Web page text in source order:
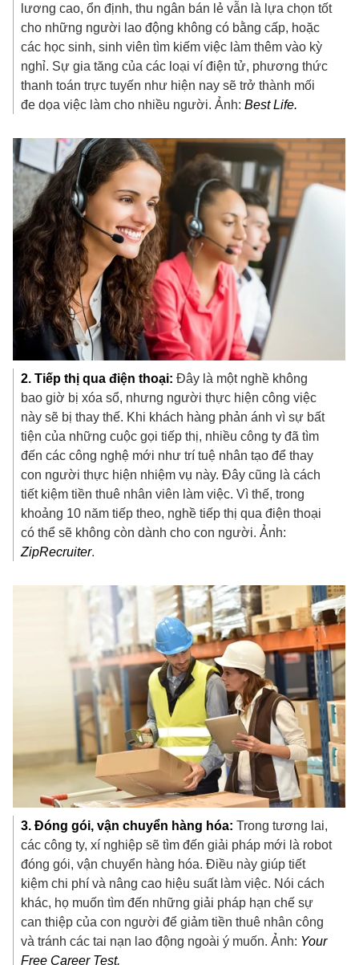
lương cao, ổn định, thu ngân bán lẻ vẫn là lựa chọn tốt
cho những người lao động không có bằng cấp, hoặc
các học sinh, sinh viên tìm kiếm việc làm thêm vào kỳ
nghỉ. Sự gia tăng của các loại ví điện tử, phương thức
thanh toán trực tuyến như hiện nay sẽ trở thành mối
đe dọa việc làm cho nhiều người. Ảnh: Best Life.
2. Tiếp thị qua điện thoại:Đây là một nghề không
bao giờ bị xóa sổ, nhưng người thực hiện công việc
này sẽ bị thay thế. Khi khách hàng phản ánh vì sự bất
tiện của những cuộc gọi tiếp thị, nhiều công ty đã tìm
đến các công nghệ mới như trí tuệ nhân tạo để thay
con người thực hiện nhiệm vụ này. Đây cũng là cách
tiết kiệm tiền thuê nhân viên làm việc. Vì thế, trong
khoảng 10 năm tiếp theo, nghề tiếp thị qua điện thoại
có thể sẽ không còn dành cho con người. Ảnh:
ZipRecruiter.
3. Đóng gói, vận chuyển hàng hóa: Trong tương lai,
các công ty, xí nghiệp sẽ tìm đến giải pháp mới là robot
đóng gói, vận chuyển hàng hóa. Điều này giúp tiết
kiệm chi phí và nâng cao hiệu suất làm việc. Nói cách
khác, họ muốn tìm đến những giải pháp hạn chế sự
can thiệp của con người để giảm tiền thuê nhân công
và tránh các tai nạn lao động ngoài ý muốn. Ảnh: Your
Free Career Test.